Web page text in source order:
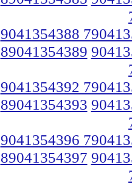
9041354388
89041354389
9041354392
89041354393
9041354396
89041354397